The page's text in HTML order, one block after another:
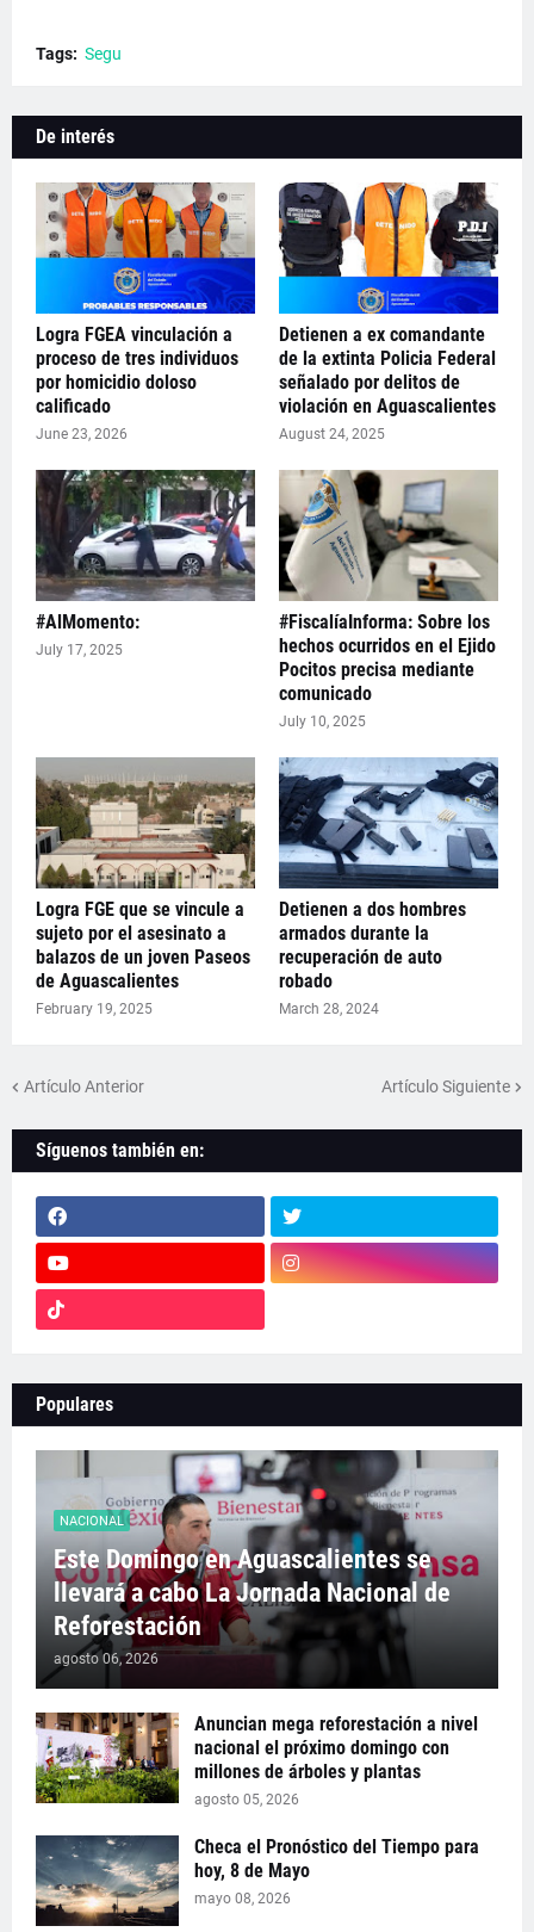
Tags: Segu
De interés
Logra FGEA vinculación a
proceso de tres individuos
por homicidio doloso
calificado
June 23, 2026
Detienen a ex comandante
de la extinta Policia Federal
señalado por delitos de
violación en Aguascalientes
August 24, 2025
#AlMomento:
July 17, 2025
#FiscalíaInforma: Sobre los
hechos ocurridos en el Ejido
Pocitos precisa mediante
comunicado
July 10, 2025
Logra FGE que se vincule a
sujeto por el asesinato a
balazos de un joven Paseos
de Aguascalientes
February 19, 2025
Detienen a dos hombres
armados durante la
recuperación de auto
robado
March 28, 2024
Artículo Anterior Artículo Siguiente
Síguenos también en:
Populares
NACIONAL
Este Domingo en Aguascalientes se
llevará a cabo La Jornada Nacional de
Reforestación
agosto 06, 2026
Anuncian mega reforestación a nivel
nacional el próximo domingo con
millones de árboles y plantas
agosto 05, 2026
Checa el Pronóstico del Tiempo para
hoy, 8 de Mayo
mayo 08, 2026